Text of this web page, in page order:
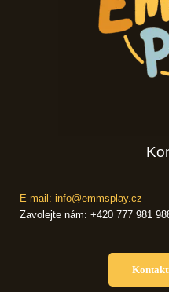
E-mail: info@emmsplay.cz
Zavolejte nám: +420 777 981